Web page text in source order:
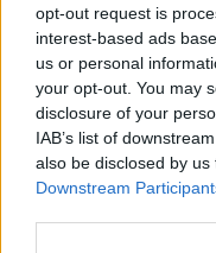
opt-out request is
interest-based ads
us or personal
your opt-out. You may
disclosure of your
IAB’s list of
also be disclosed by
Downstream
9 0,959
10 0,957
ElÍndice de
los centros
privados con